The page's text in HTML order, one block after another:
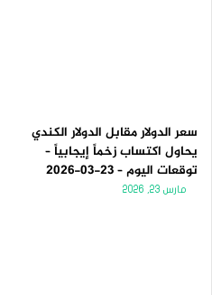
سعر الدولار مقابل الدولار الكندي
يحاول اكتساب زخماً إيجابياً –
توقعات اليوم – 23-03-2026
مارس 23, 2026